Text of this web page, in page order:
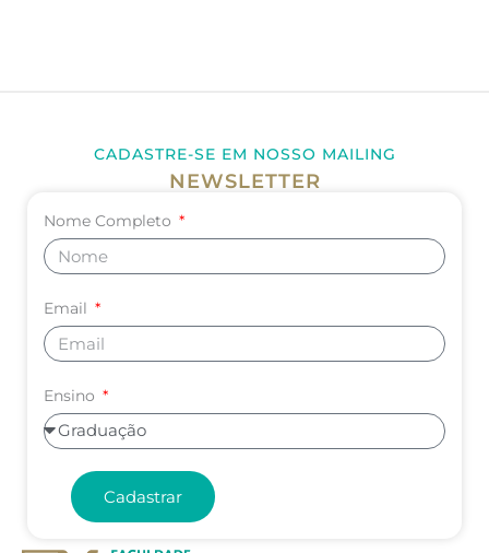
CADASTRE-SE EM NOSSO MAILING
NEWSLETTER
Nome Completo
Email
Ensino
Cadastrar